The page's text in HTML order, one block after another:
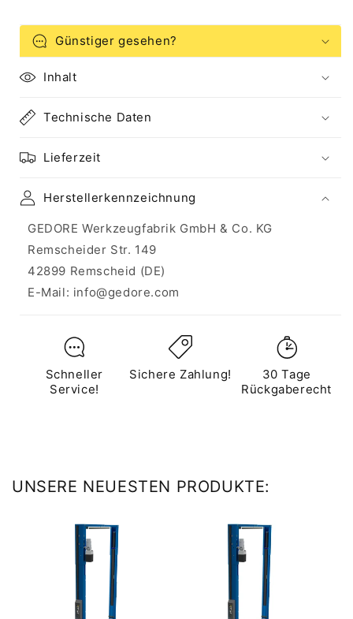
Günstiger gesehen?
Inhalt
Technische Daten
Lieferzeit
Herstellerkennzeichnung
GEDORE Werkzeugfabrik GmbH & Co. KG
Remscheider Str. 149
42899 Remscheid (DE)
E-Mail: info@gedore.com
Schneller
Service!
Sichere Zahlung!
30 Tage
Rückgaberecht
UNSERE NEUESTEN PRODUKTE: